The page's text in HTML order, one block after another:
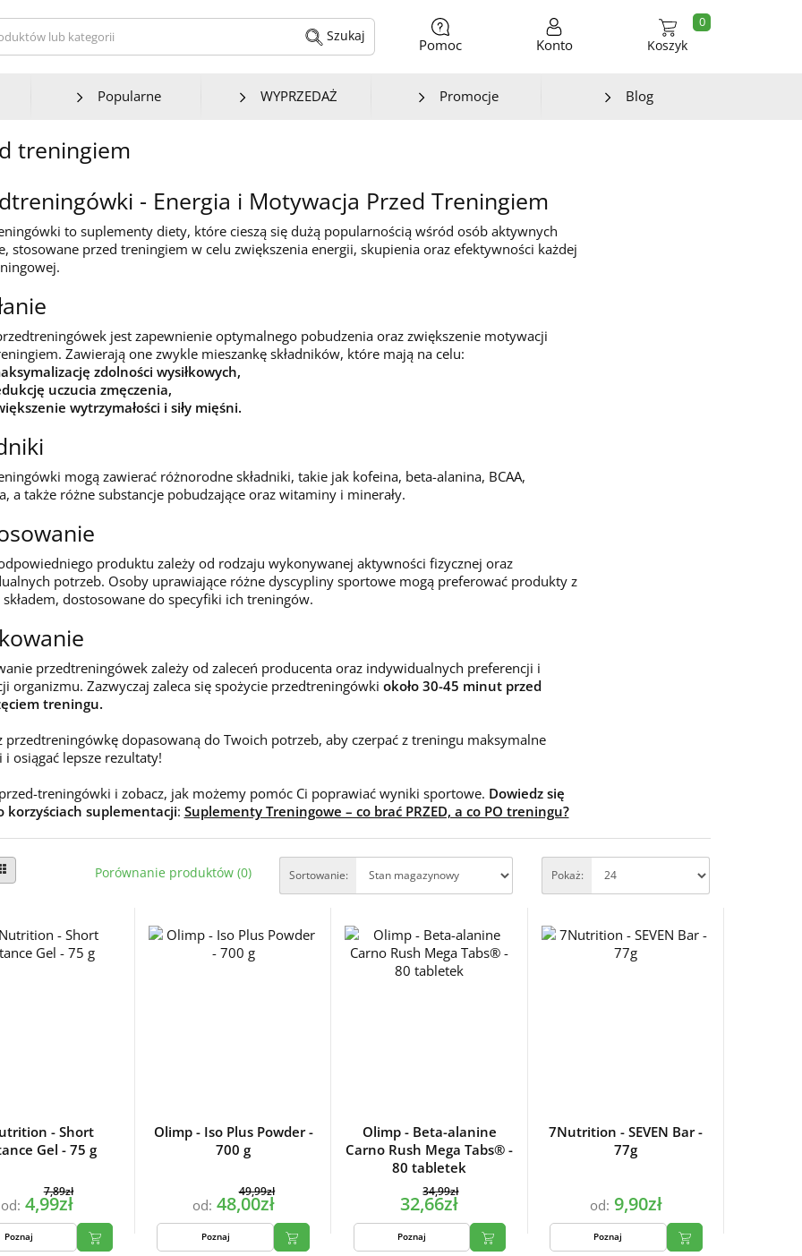
produktów lub kategorii Szukaj
Pomoc Konto Koszyk
0
Popularne WYPRZEDAŻ Promocje Blog
treningiem
- Energia i Motywacja Przed Treningiem
to suplementy diety, które cieszą się dużą popularnością wśród osób aktywnych
stosowane przed treningiem w celu zwiększenia energii, skupienia oraz efektywności każdej
jest zapewnienie optymalnego pobudzenia oraz zwiększenie motywacji
Zawierają one zwykle mieszankę składników, które mają na celu:
zdolności wysiłkowych,
uczucia zmęczenia,
wytrzymałości i siły mięśni.
mogą zawierać różnorodne składniki, takie jak kofeina, beta-alanina, BCAA,
a także różne substancje pobudzające oraz witaminy i minerały.
produktu zależy od rodzaju wykonywanej aktywności fizycznej oraz
potrzeb. Osoby uprawiające różne dyscypliny sportowe mogą preferować produkty z
dostosowane do specyfiki ich treningów.
przedtreningówek zależy od zaleceń producenta oraz indywidualnych preferencji i
organizmu. Zazwyczaj zaleca się spożycie przedtreningówki około 30-45 minut przed
treningu.
przedtreningówkę dopasowaną do Twoich potrzeb, aby czerpać z treningu maksymalne
i osiągać lepsze rezultaty!
treningówki i zobacz, jak możemy pomóc Ci poprawiać wyniki sportowe. Dowiedz się
korzyściach suplementacji: Suplementy Treningowe – co brać PRZED, a co PO treningu?
Porównanie produktów (0) Sortowanie: Pokaż:
- Short
Gel - 75 g
od:
7,89zł
4,99zł
Poznaj
Olimp - Iso Plus Powder -
700 g
od:
49,99zł
48,00zł
Poznaj
Olimp - Beta-alanine
Carno Rush Mega Tabs® -
80 tabletek
34,99zł
32,66zł
Poznaj
7Nutrition - SEVEN Bar -
77g
od: 9,90zł
Poznaj